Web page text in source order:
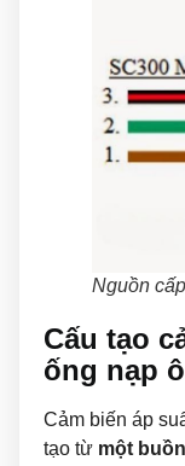
Nguồn
Cấu tạo
ống nạp
Cảm biến áp
tạo từ một